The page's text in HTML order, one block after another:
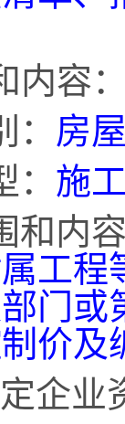
内容
房
施
和内
工程
门或
价及
企业